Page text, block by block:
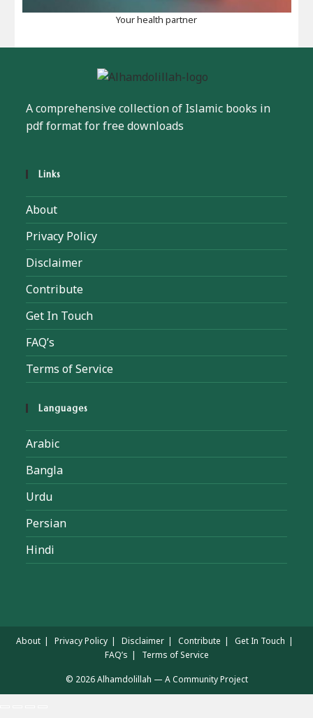
Your health partner
A comprehensive collection of Islamic books in
pdf format for free downloads
Links
About
Privacy Policy
Disclaimer
Contribute
Get In Touch
FAQ’s
Terms of Service
Languages
Arabic
Bangla
Urdu
Persian
Hindi
About Privacy Policy Disclaimer Contribute
Get In Touch
FAQ’s
Terms of Service
© 2026 Alhamdolillah — A Community Project